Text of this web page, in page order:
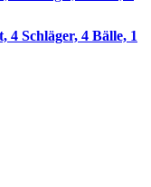
4 Schläger, 4 Bälle, 1